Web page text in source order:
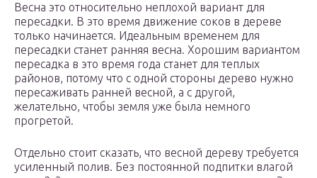
Весна это относительно неплохой вариант для
пересадки. В это время движение соков в дереве
только начинается. Идеальным временем для
пересадки станет ранняя весна. Хорошим вариантом
пересадка в это время года станет для теплых
районов, потому что с одной стороны дерево нужно
пересаживать ранней весной, а с другой,
желательно, чтобы земля уже была немного
прогретой.
Отдельно стоит сказать, что весной дереву требуется
усиленный полив. Без постоянной подпитки влагой